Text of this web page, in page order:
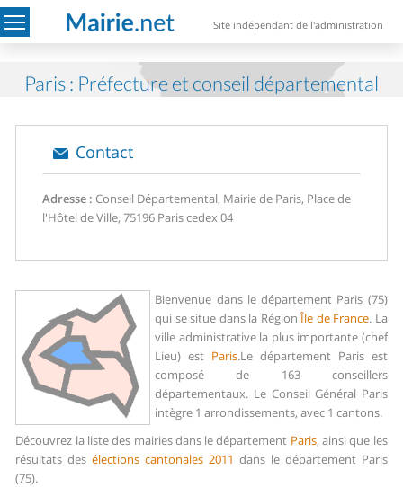
Site indépendant de l'administration
Paris : Préfecture et conseil départemental
Contact
Adresse : Conseil Départemental, Mairie de Paris, Place de
l'Hôtel de Ville, 75196 Paris cedex 04
Bienvenue dans le département Paris (75)
qui se situe dans la RégionÎle de France. La
ville administrative la plus importante (chef
Lieu) est Paris.Le département Paris est
composé de 163 conseillers
départementaux. Le Conseil Général Paris
intègre 1 arrondissements, avec 1 cantons.
Découvrez la liste des mairies dans le département Paris, ainsi que les
résultats des élections cantonales 2011 dans le département Paris
(75).